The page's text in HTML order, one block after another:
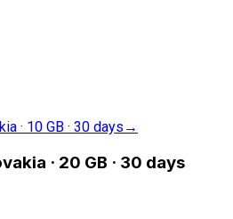
· 10 GB · 30 days →
· 20 GB · 30 days